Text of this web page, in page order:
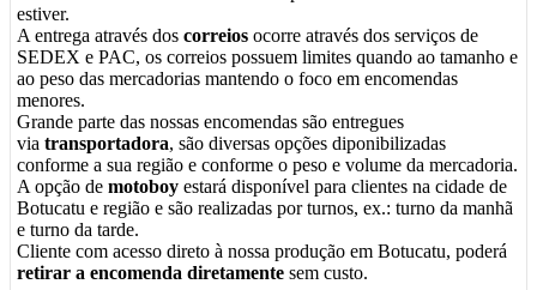
estiver.
A entrega através dos correios ocorre através dos serviços de
SEDEX e PAC, os correios possuem limites quando ao tamanho e
ao peso das mercadorias mantendo o foco em encomendas
menores.
Grande parte das nossas encomendas são entregues
via transportadora, são diversas opções diponibilizadas
conforme a sua região e conforme o peso e volume da mercadoria.
A opção de motoboy estará disponível para clientes na cidade de
Botucatu e região e são realizadas por turnos, ex.: turno da manhã
e turno da tarde.
Cliente com acesso direto à nossa produção em Botucatu, poderá
retirar a encomenda diretamente sem custo.